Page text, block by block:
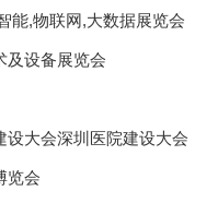
能,物联网,大数据展览会
及设备展览会
设大会深圳医院建设大会
览会